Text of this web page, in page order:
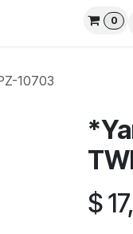
Bizimlə Əlaqə
0
10703
$